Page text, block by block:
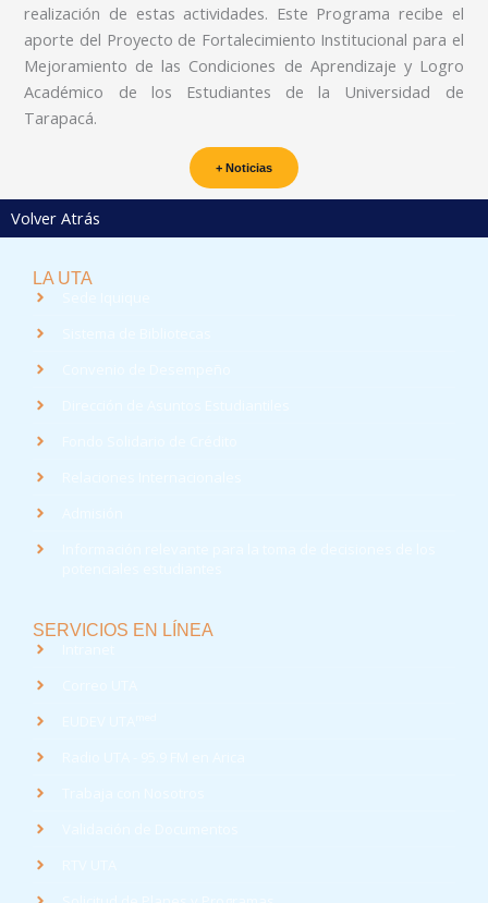
realización de estas actividades. Este Programa recibe el
aporte del Proyecto de Fortalecimiento Institucional para el
Mejoramiento de las Condiciones de Aprendizaje y Logro
Académico de los Estudiantes de la Universidad de
Tarapacá.
+ Noticias
Volver Atrás
LA UTA
SERVICIOS EN LÍNEA